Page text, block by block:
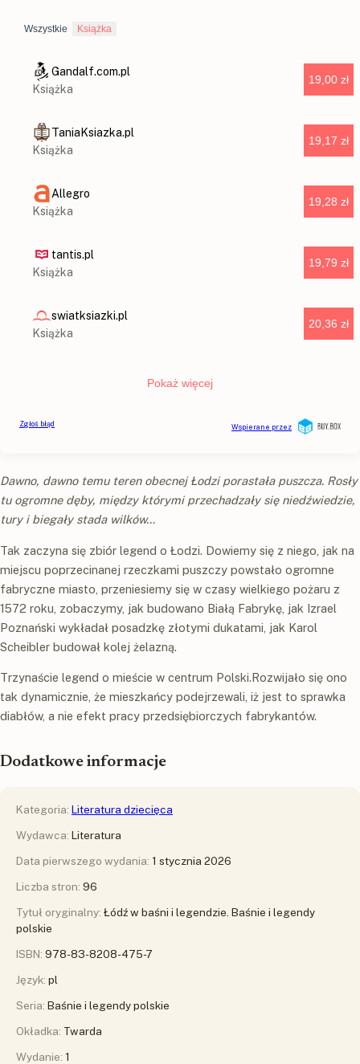
Dawno, dawno temu teren obecnej Łodzi porastała puszcza. Rosły
tu ogromne dęby, między którymi przechadzały się niedźwiedzie,
tury i biegały stada wilków…
Tak zaczyna się zbiór legend o Łodzi. Dowiemy się z niego, jak na
miejscu poprzecinanej rzeczkami puszczy powstało ogromne
fabryczne miasto, przeniesiemy się w czasy wielkiego pożaru z
1572 roku, zobaczymy, jak budowano Białą Fabrykę, jak Izrael
Poznański wykładał posadzkę złotymi dukatami, jak Karol
Scheibler budował kolej żelazną.
Trzynaście legend o mieście w centrum Polski.Rozwijało się ono
tak dynamicznie, że mieszkańcy podejrzewali, iż jest to sprawka
diabłów, a nie efekt pracy przedsiębiorczych fabrykantów.
Dodatkowe informacje
Kategoria: Literatura dziecięca
Wydawca: Literatura
Data pierwszego wydania: 1 stycznia 2026
Liczba stron: 96
Tytuł oryginalny: Łódź w baśni i legendzie. Baśnie i legendy
polskie
ISBN: 978-83-8208-475-7
Język: pl
Seria: Baśnie i legendy polskie
Okładka: Twarda
Wydanie: 1